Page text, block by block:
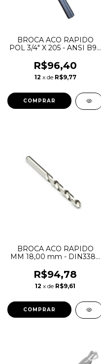
BROCA ACO RAPIDO
POL 3/4" X 205 - ANSI B94
R$96,40
12 x de R$9,77
BROCA ACO RAPIDO
MM 18,00 mm - DIN338 -
R$94,78
12 x de R$9,61